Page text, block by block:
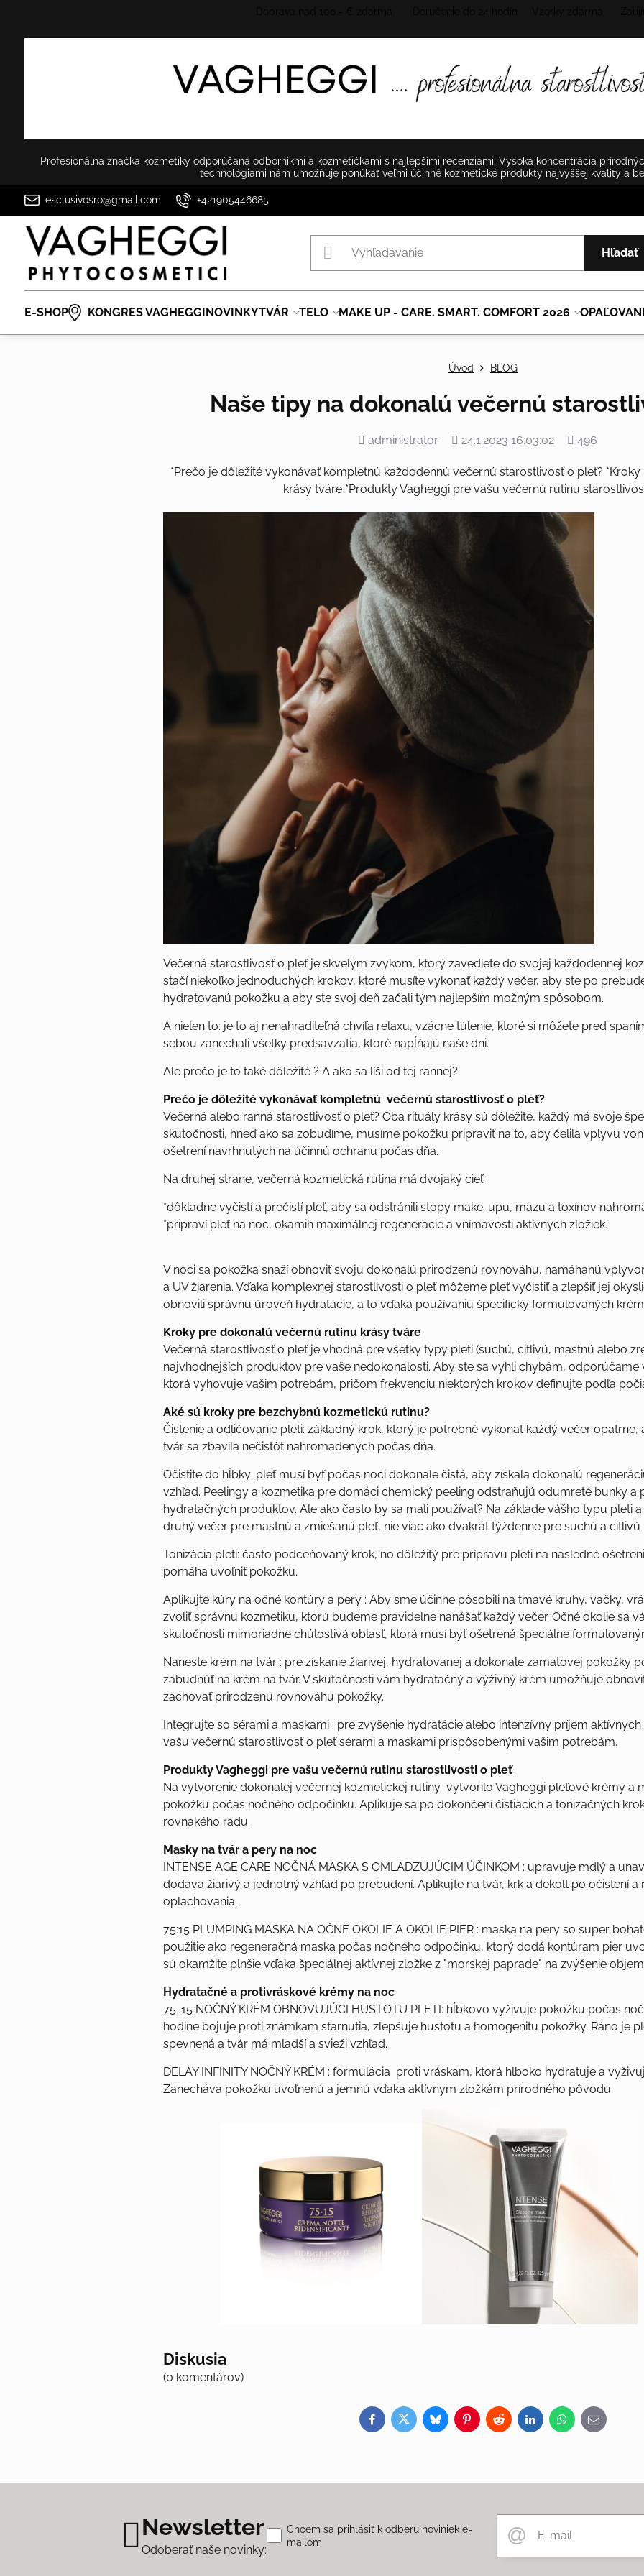
Profesionálna značka kozmetiky odporúčaná odborníkmi a kozmetičkami s najlepšími recenziami. Vysoká koncentrácia
technológiami nám umožňuje ponúkať veľmi účinné kozmetické produkty najvyššej kvality a
esclusivosro@gmail.com +421905446685
Hľadať
E-SHOP KONGRES VAGHEGGINOVINKYTVÁR TELO MAKE UP - CARE. SMART. COMFORT 2026
Úvod BLOG
Naše tipy na dokonalú večernú
Pridal
administrator Pridané
24.1.2023 16:03:02
Počet
496
*Prečo je dôležité vykonávať kompletnú každodennú večernú starostlivosť o pleť?
krásy tváre *Produkty Vagheggi pre vašu večernú rutinu
Večerná starostlivosť o pleť je skvelým zvykom, ktorý zavediete do svojej každodennej
stačí niekoľko jednoduchých krokov, ktoré musíte vykonať každý večer, aby ste po
hydratovanú pokožku a aby ste svoj deň začali tým najlepším možným spôsobom.
A nielen to: je to aj nenahraditeľná chvíľa relaxu, vzácne túlenie, ktoré si môžete pred
sebou zanechali všetky predsavzatia, ktoré napĺňajú naše dni.
Ale prečo je to také dôležité ? A ako sa líši od tej rannej?
Prečo je dôležité vykonávať kompletnú večernú starostlivosť o pleť?
Večerná alebo ranná starostlivosť o pleť? Oba rituály krásy sú dôležité, každý má svoje
skutočnosti, hneď ako sa zobudíme, musíme pokožku pripraviť na to, aby čelila vplyvu
ošetrení navrhnutých na účinnú ochranu počas dňa.
Na druhej strane, večerná kozmetická rutina má dvojaký cieľ:
*dôkladne vyčistí a prečistí pleť, aby sa odstránili stopy make-upu, mazu a toxínov
*pripraví pleť na noc, okamih maximálnej regenerácie a vnímavosti aktívnych zložiek.
V noci sa pokožka snaží obnoviť svoju dokonalú prirodzenú rovnováhu, namáhanú
a UV žiarenia. Vďaka komplexnej starostlivosti o pleť môžeme pleť vyčistiť a zlepšiť jej
obnovili správnu úroveň hydratácie, a to vďaka používaniu špecificky formulovaných
Kroky pre dokonalú večernú rutinu krásy tváre
Večerná starostlivosť o pleť je vhodná pre všetky typy pleti (suchú, citlivú, mastnú alebo
najvhodnejších produktov pre vaše nedokonalosti. Aby ste sa vyhli chybám, odporúčame
ktorá vyhovuje vašim potrebám, pričom frekvenciu niektorých krokov definujte podľa
Aké sú kroky pre bezchybnú kozmetickú rutinu?
Čistenie a odličovanie pleti: základný krok, ktorý je potrebné vykonať každý večer
tvár sa zbavila nečistôt nahromadených počas dňa.
Očistite do hĺbky: pleť musí byť počas noci dokonale čistá, aby získala dokonalú
vzhľad. Peelingy a kozmetika pre domáci chemický peeling odstraňujú odumreté bunky
hydratačných produktov. Ale ako často by sa mali používať? Na základe vášho typu pleti
druhý večer pre mastnú a zmiešanú pleť, nie viac ako dvakrát týždenne pre suchú a citlivú
Tonizácia pleti: často podceňovaný krok, no dôležitý pre prípravu pleti na následné
pomáha uvoľniť pokožku.
Aplikujte kúry na očné kontúry a pery : Aby sme účinne pôsobili na tmavé kruhy, vačky,
zvoliť správnu kozmetiku, ktorú budeme pravidelne nanášať každý večer. Očné okolie sa
skutočnosti mimoriadne chúlostivá oblasť, ktorá musí byť ošetrená špeciálne
Naneste krém na tvár : pre získanie žiarivej, hydratovanej a dokonale zamatovej pokožky
zabudnúť na krém na tvár. V skutočnosti vám hydratačný a výživný krém umožňuje
zachovať prirodzenú rovnováhu pokožky.
Integrujte so sérami a maskami : pre zvýšenie hydratácie alebo intenzívny príjem
vašu večernú starostlivosť o pleť sérami a maskami prispôsobenými vašim potrebám.
Produkty Vagheggi pre vašu večernú rutinu starostlivosti o pleť
Na vytvorenie dokonalej večernej kozmetickej rutiny vytvorilo Vagheggi pleťové krémy a
pokožku počas nočného odpočinku. Aplikuje sa po dokončení čistiacich a tonizačných
rovnakého radu.
Masky na tvár a pery na noc
INTENSE AGE CARE NOČNÁ MASKA S OMLADZUJÚCIM ÚČINKOM : upravuje mdlý a
dodáva žiarivý a jednotný vzhľad po prebudení. Aplikujte na tvár, krk a dekolt po očistení
oplachovania.
75:15 PLUMPING MASKA NA OČNÉ OKOLIE A OKOLIE PIER : maska ​​na pery so super
použitie ako regeneračná maska počas nočného odpočinku, ktorý dodá kontúram pier
sú okamžite plnšie vďaka špeciálnej aktívnej zložke z "morskej paprade" na zvýšenie
Hydratačné a protivráskové krémy na noc
75-15 NOČNÝ KRÉM OBNOVUJÚCI HUSTOTU PLETI: hĺbkovo vyživuje pokožku počas
hodine bojuje proti známkam starnutia, zlepšuje hustotu a homogenitu pokožky. Ráno je
spevnená a tvár má mladší a svieži vzhľad.
DELAY INFINITY NOČNÝ KRÉM : formulácia proti vráskam, ktorá hlboko hydratuje a
Zanecháva pokožku uvoľnenú a jemnú vďaka aktívnym zložkám prírodného pôvodu.
Diskusia
(0 komentárov)
Facebook
TwitterBlueskyPinterestRedditLinkedInWhatsApp
E-
mail
Newsletter
Odoberať naše novinky:
Chcem sa prihlásiť k odberu noviniek e-
mailom